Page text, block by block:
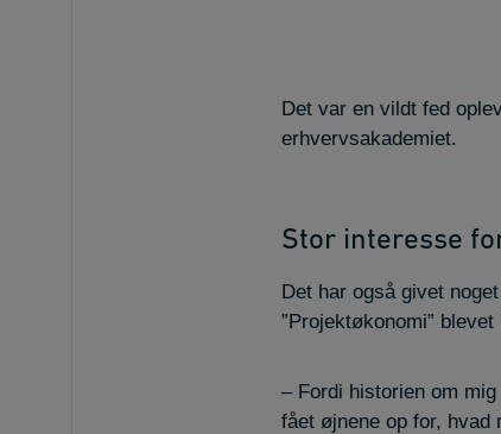
Det var en vildt fed
erhvervsakademiet.
Stor interesse
Det har også givet
”Projektøkonomi”
– Fordi historien om
fået øjnene op for, hvad